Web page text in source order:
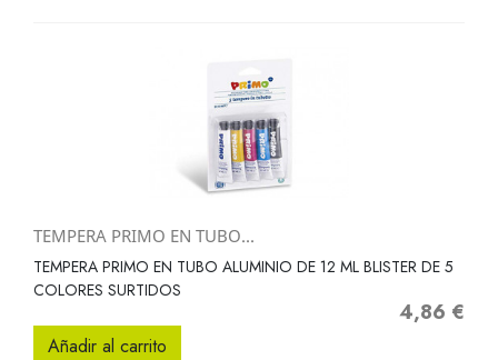
TEMPERA PRIMO EN TUBO...
TEMPERA PRIMO EN TUBO ALUMINIO DE 12 ML BLISTER DE 5
COLORES SURTIDOS
Precio
4,86 €
Añadir al carrito